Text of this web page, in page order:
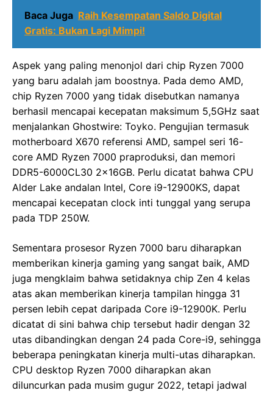
Baca Juga Raih Kesempatan Saldo Digital
Gratis: Bukan Lagi Mimpi!
Aspek yang paling menonjol dari chip Ryzen 7000
yang baru adalah jam boostnya. Pada demo AMD,
chip Ryzen 7000 yang tidak disebutkan namanya
berhasil mencapai kecepatan maksimum 5,5GHz saat
menjalankan Ghostwire: Toyko. Pengujian termasuk
motherboard X670 referensi AMD, sampel seri 16-
core AMD Ryzen 7000 praproduksi, dan memori
DDR5-6000CL30 2x16GB. Perlu dicatat bahwa CPU
Alder Lake andalan Intel, Core i9-12900KS, dapat
mencapai kecepatan clock inti tunggal yang serupa
pada TDP 250W.
Sementara prosesor Ryzen 7000 baru diharapkan
memberikan kinerja gaming yang sangat baik, AMD
juga mengklaim bahwa setidaknya chip Zen 4 kelas
atas akan memberikan kinerja tampilan hingga 31
persen lebih cepat daripada Core i9-12900K. Perlu
dicatat di sini bahwa chip tersebut hadir dengan 32
utas dibandingkan dengan 24 pada Core-i9, sehingga
beberapa peningkatan kinerja multi-utas diharapkan.
CPU desktop Ryzen 7000 diharapkan akan
diluncurkan pada musim gugur 2022, tetapi jadwal